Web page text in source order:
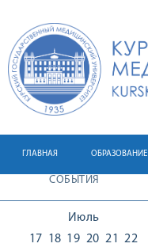
ГЛАВНАЯ ОБРАЗОВАНИЕ
СОБЫТИЯ
Июль
17 18 19 20 21
22